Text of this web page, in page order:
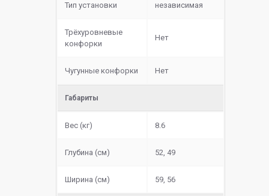
Тип установки независимая
Трёхуровневые
конфорки
Нет
Чугунные конфорки Нет
Габариты
Вес (кг) 8.6
Глубина (см) 52, 49
Ширина (см) 59, 56